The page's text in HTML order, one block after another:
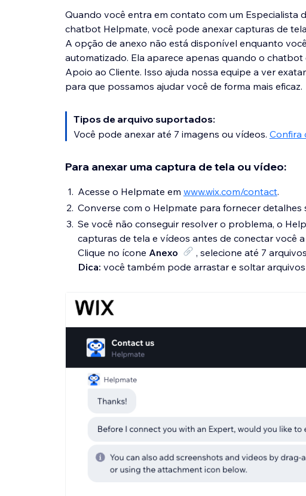
Quando você entra em contato com um Especialista
chatbot Helpmate, você pode anexar capturas de
A opção de anexo não está disponível enquanto
automatizado. Ela aparece apenas quando o
Apoio ao Cliente. Isso ajuda nossa equipe a ver
para que possamos ajudar você de forma mais eficaz.
Tipos de arquivo suportados:
Você pode anexar até 7 imagens ou vídeos. Confira
Para anexar uma captura de tela ou vídeo:
Acesse o Helpmate em www.wix.com/contact.
Converse com o Helpmate para fornecer
Se você não conseguir resolver o problema, o
capturas de tela e vídeos antes de conectar você
Clique no ícone Anexo , selecione até 7
Dica: você também pode arrastar e soltar